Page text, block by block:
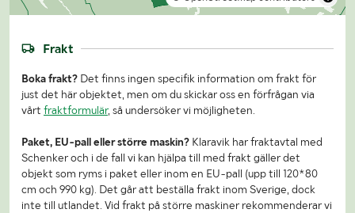
Frakt
Boka frakt? Det finns ingen specifik information om frakt för
just det här objektet, men om du skickar oss en förfrågan via
vårt fraktformulär, så undersöker vi möjligheten.
Paket, EU-pall eller större maskin? Klaravik har fraktavtal med
Schenker och i de fall vi kan hjälpa till med frakt gäller det
objekt som ryms i paket eller inom en EU-pall (upp till 120*80
cm och 990 kg). Det går att beställa frakt inom Sverige, dock
inte till utlandet. Vid frakt på större maskiner rekommenderar vi